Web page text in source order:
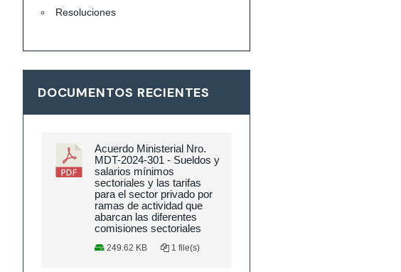
Resoluciones
DOCUMENTOS RECIENTES
Acuerdo Ministerial Nro.
MDT-2024-301 - Sueldos y
salarios mínimos
sectoriales y las tarifas
para el sector privado por
ramas de actividad que
abarcan las diferentes
comisiones sectoriales
249.62 KB 1 file(s)